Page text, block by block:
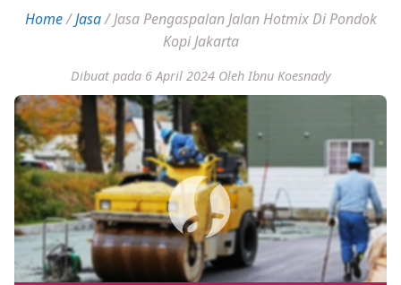
Home/Jasa/Jasa Pengaspalan Jalan Hotmix Di Pondok
Kopi Jakarta
Dibuat pada 6 April 2024 Oleh Ibnu Koesnady